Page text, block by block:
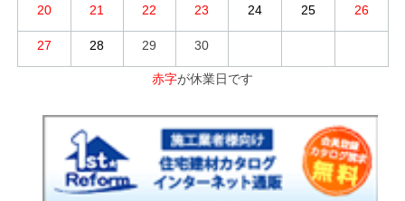
20 21 22 23 24 25 26
27 28 29 30
赤字が休業日です